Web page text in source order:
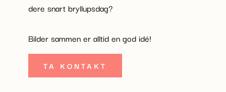
dere snart bryllupsdag?
Bilder sammen er alltid en god idé!
TA KONTAKT